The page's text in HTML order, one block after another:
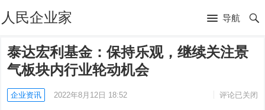
人民企业家 导航
泰达宏利基金：保持乐观，继续关注景
气板块内行业轮动机会
企业资讯 2022年8月12日 18:52 评论已关闭